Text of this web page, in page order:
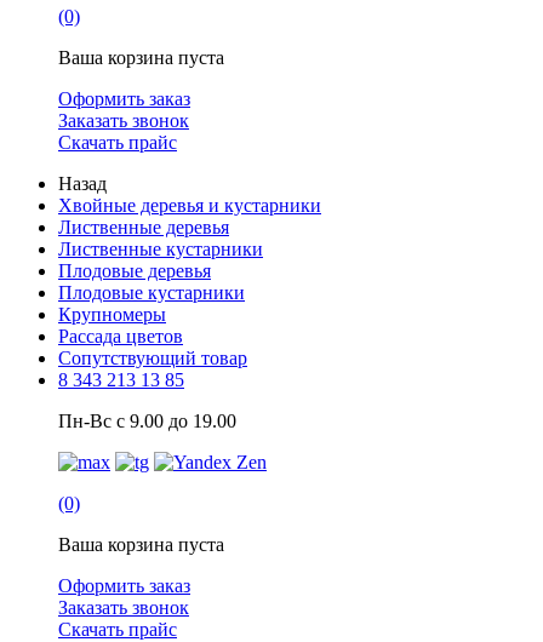
(0)
Ваша корзина пуста
Оформить заказ
Заказать звонок
Скачать прайс
Назад
Хвойные деревья и кустарники
Лиственные деревья
Лиственные кустарники
Плодовые деревья
Плодовые кустарники
Крупномеры
Рассада цветов
Сопутствующий товар
8 343 213 13 85
Пн-Вс с 9.00 до 19.00
(0)
Ваша корзина пуста
Оформить заказ
Заказать звонок
Скачать прайс